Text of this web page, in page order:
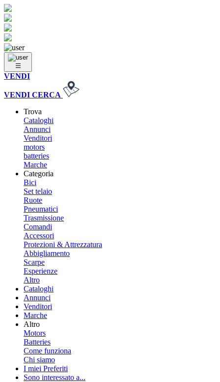
VENDI
VENDI CERCA
Trova
Cataloghi
Annunci
Venditori
motors
batteries
Marche
Categoria
Bici
Set telaio
Ruote
Pneumatici
Trasmissione
Comandi
Accessori
Protezioni & Attrezzatura
Abbigliamento
Scarpe
Esperienze
Altro
Cataloghi
Annunci
Venditori
Marche
Altro
Motors
Batteries
Come funziona
Chi siamo
I miei Preferiti
Sono interessato a...